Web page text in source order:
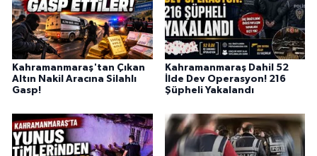
Kahramanmaraş'tan Çıkan
Altın Nakil Aracına Silahlı
Gasp!
Kahramanmaraş Dahil 52
İlde Dev Operasyon! 216
Şüpheli Yakalandı